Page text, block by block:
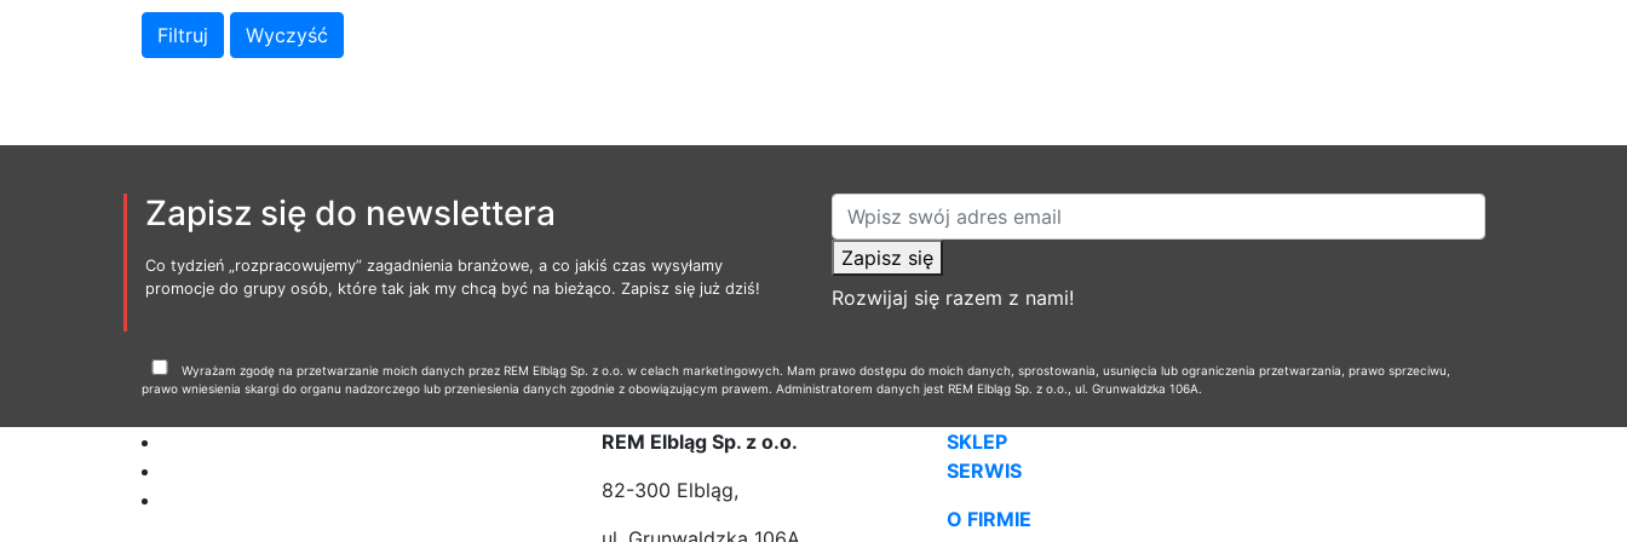
Zapisz się do newslettera
Co tydzień „rozpracowujemy” zagadnienia branżowe, a co jakiś czas wysyłamy
promocje do grupy osób, które tak jak my chcą być na bieżąco. Zapisz się już dziś!
Zapisz się
Rozwijaj się razem z nami!
Wyrażam zgodę na przetwarzanie moich danych przez REM Elbląg Sp. z o.o. w celach marketingowych. Mam prawo dostępu do moich danych, sprostowania, usunięcia lub ograniczenia przetwarzania, prawo sprzeciwu,
prawo wniesienia skargi do organu nadzorczego lub przeniesienia danych zgodnie z obowiązującym prawem. Administratorem danych jest REM Elbląg Sp. z o.o., ul. Grunwaldzka 106A.
REM Elbląg Sp. z o.o.
82-300 Elbląg,
SKLEP
SERWIS
O FIRMIE